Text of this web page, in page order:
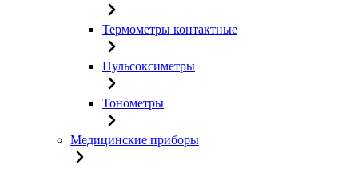
Термометры контактные
Пульсоксиметры
Тонометры
Медицинские приборы